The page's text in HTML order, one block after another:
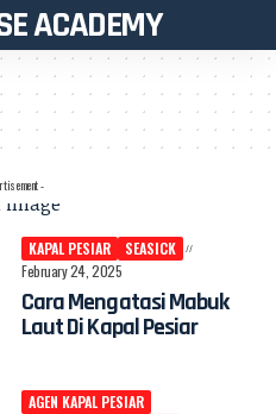
ACADEMY
-
KAPAL PESIAR
SEASICK
February 24, 2025
Cara Mengatasi Mabuk
Laut Di Kapal Pesiar
AGEN KAPAL PESIAR